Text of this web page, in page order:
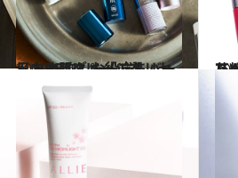
2019.4.10
日中も肌ダメージをリセットする！ お役立ちバーム＆BBクリーム6選
ビューティ＆ヘルス 花粉や紫
ビ